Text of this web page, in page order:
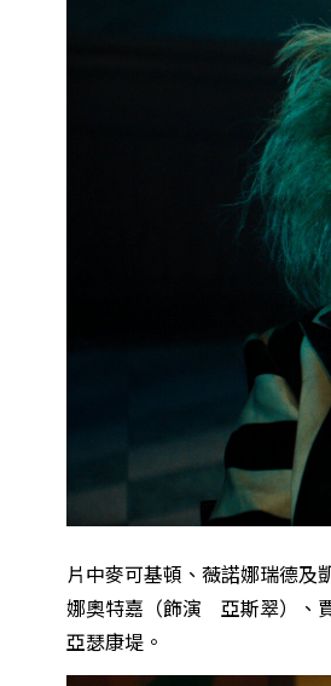
片中麥可基頓、薇諾娜瑞德及
娜奧特嘉（飾演 亞斯翠）、
亞瑟康堤。